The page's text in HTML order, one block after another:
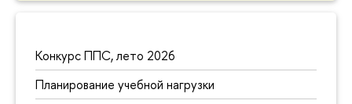
Конкурс ППС, лето 2026
Планирование учебной нагрузки